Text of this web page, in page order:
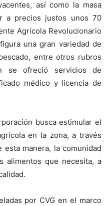
así como la masa
a precios justos unos 70
Agrícola Revolucionario
una gran variedad de
entre otros rubros
se ofreció servicios de
médico y licencia de
busca estimular el
en la zona, a través
manera, la comunidad
alimentos que necesita, a
por CVG en el marco